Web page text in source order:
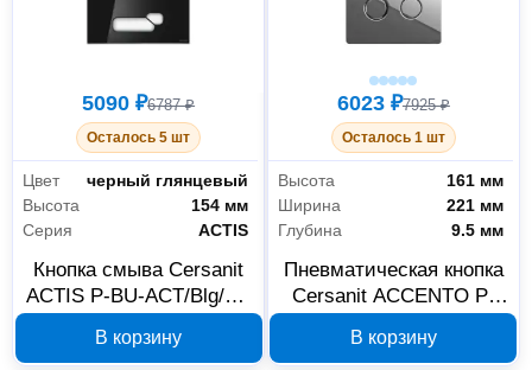
5090 ₽6787 ₽
Осталось 5 шт
Цвет
черный глянцевый
Высота
154 мм
Серия
ACTIS
Кнопка смыва Cersanit
ACTIS P-BU-ACT/Blg/Gl,
В корзину
6023 ₽7925 ₽
Осталось 1 шт
Высота
161 мм
Ширина
221 мм
Глубина
9.5 мм
Пневматическая кнопка
Cersanit ACCENTO P-
В корзину